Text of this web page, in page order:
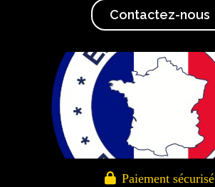
Contactez-nous
 Paiement sécurisé